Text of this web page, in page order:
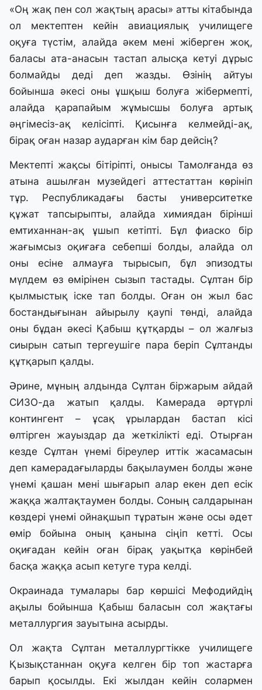
«Оң жақ пен сол жақтың арасы» атты кітабында
ол мектептен кейін авиациялық училищеге
оқуға түстім, алайда әкем мені жіберген жоқ,
баласы ата-анасын тастап алысқа кетуі дұрыс
болмайды деді деп жазды. Өзінің айтуы
бойынша әкесі оны ұшқыш болуға жібермепті,
алайда қарапайым жұмысшы болуға артық
әңгімесіз-ақ келісіпті. Қисынға келмейді-ақ,
бірақ оған назар аударған кім бар дейсің?
Мектепті жақсы бітіріпті, онысы Тамолғанда өз
атына ашылған музейдегі аттестаттан көрініп
тұр. Республикадағы басты университетке
құжат тапсырыпты, алайда химиядан бірінші
емтиханнан-ақ ұшып кетіпті. Бұл фиаско бір
жағымсыз оқиғаға себепші болды, алайда ол
оны есіне алмауға тырысып, бұл эпизодты
мүлдем өз өмірінен сызып тастады. Сұлтан бір
қылмыстық іске тап болды. Оған он жыл бас
бостандығынан айырылу қаупі төнді, алайда
оны бұдан әкесі Қабыш құтқарды – ол жалғыз
сиырын сатып тергеушіге пара беріп Сұлтанды
құтқарып қалды.
Әрине, мұның алдында Сұлтан біржарым айдай
СИЗО-да жатып қалды. Камерада әртүрлі
контингент – ұсақ ұрылардан бастап кісі
өлтірген жауыздар да жеткілікті еді. Отырған
кезде Сұлтан үнемі біреулер иттік жасамасын
деп камерадағыларды бақылаумен болды және
үнемі қашан мені шығарып алар екен деп есік
жаққа жалтақтаумен болды. Соның салдарынан
көздері үнемі ойнақшып тұратын және осы әдет
өмір бойына оның қанына сіңіп кетті. Осы
оқиғадан кейін оған бірақ уақытқа көрінбей
басқа жаққа асып кетуге тура келді.
Окраинада тумалары бар көршісі Мефодийдің
ақылы бойынша Қабыш баласын сол жақтағы
металлургия зауытына асырды.
Ол жақта Сұлтан металлургтікке училищеге
Қызықстаннан оқуға келген бір топ жастарға
барып қосылды. Екі жылдан кейін солармен